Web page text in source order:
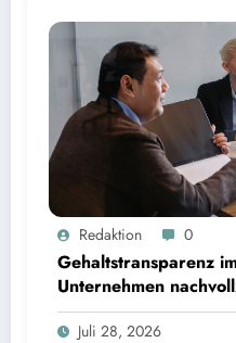
schaffenRedaktion 0
Gehaltstransparenz
Unternehmen
Vergütungsmodelle
Juli 28, 2026